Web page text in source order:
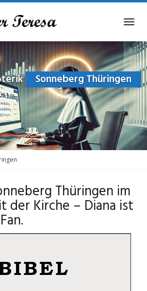
Sonneberg Thüringen
Thüringen im
der Kirche – Diana ist